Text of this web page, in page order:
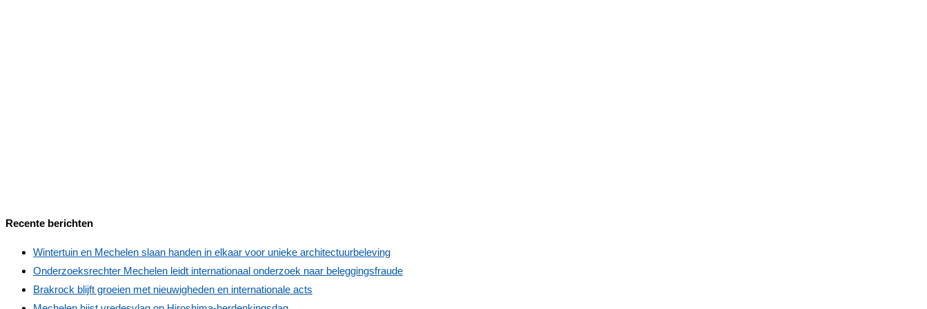
Recente berichten
Wintertuin en Mechelen slaan handen in elkaar voor unieke architectuurbeleving
Onderzoeksrechter Mechelen leidt internationaal onderzoek naar beleggingsfraude
Brakrock blijft groeien met nieuwigheden en internationale acts